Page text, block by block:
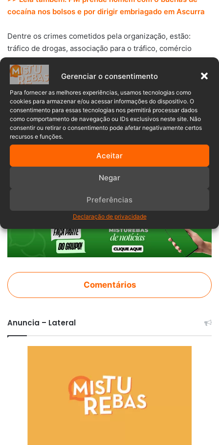
Gerenciar o consentimento
Para fornecer as melhores experiências, usamos tecnologias como
cookies para armazenar e/ou acessar informações do dispositivo. O
consentimento para essas tecnologias nos permitirá processar dados
como comportamento de navegação ou IDs exclusivos neste site. Não
consentir ou retirar o consentimento pode afetar negativamente certos
recursos e funções.
Aceitar
Negar
Preferências
Declaração de privacidade
cocaína nos bolsos e por dirigir embriagado em Ascurra
Dentre os crimes cometidos pela organização, estão:
tráfico de drogas, associação para o tráfico, comércio
ilegal de armas e munições, posse e porte ilegal de arma
de fogo, exploração de jogos de azar (como o jogo do
bicho), lavagem de dinheiro e integração em organização
criminosa.PM prende homem com 6 buchas de cocaína
nos bolsos e por dirigir embriagado em Ascurra
(Matéria em atualização).
líderes Médio Vale do Itajaí
Comentários
Anuncia – Lateral